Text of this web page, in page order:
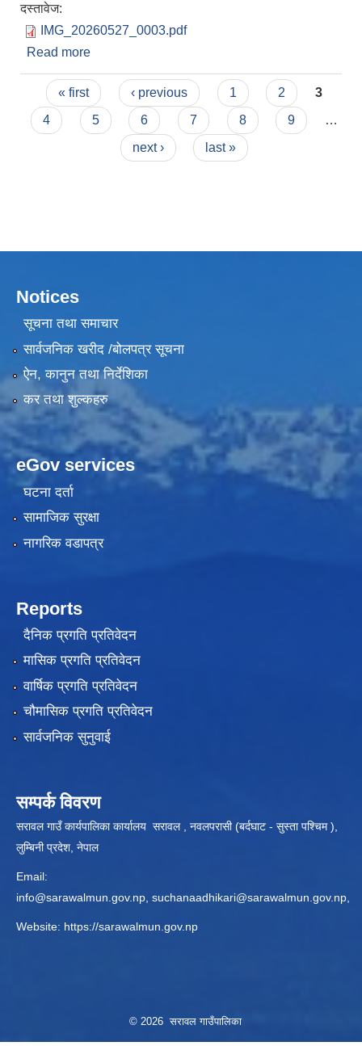
दस्तावेज:
IMG_20260527_0003.pdf
Read more
Pages
« first ‹ previous 1 2
3
4
5 6 7 8 9
…
next ›
last »
Notices
सूचना तथा समाचार
सार्वजनिक खरीद /बोलपत्र सूचना
ऐन, कानुन तथा निर्देशिका
कर तथा शुल्कहरु
eGov services
घटना दर्ता
सामाजिक सुरक्षा
नागरिक वडापत्र
Reports
दैनिक प्रगति प्रतिवेदन
मासिक प्रगति प्रतिवेदन
वार्षिक प्रगति प्रतिवेदन
चौमासिक प्रगति प्रतिवेदन
सार्वजनिक सुनुवाई
सम्पर्क विवरण
सरावल गाउँ कार्यपालिका कार्यालय सरावल , नवलपरासी (बर्दघाट - सुस्ता पश्चिम ),
लुम्बिनी प्रदेश, नेपाल
Email:
info@sarawalmun.gov.np suchanaadhikari@sarawalmun.gov.np
Website: https://sarawalmun.gov.np
© 2026 सरावल गाउँपालिका